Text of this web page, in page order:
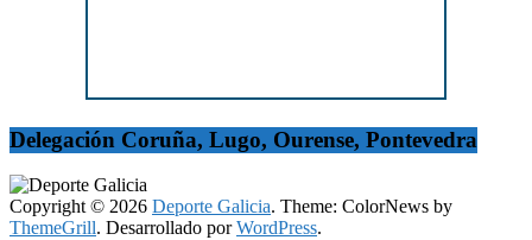
Delegación Coruña, Lugo, Ourense, Pontevedra
Copyright © 2026 Deporte Galicia. Theme: ColorNews by
ThemeGrill. Desarrollado porWordPress.